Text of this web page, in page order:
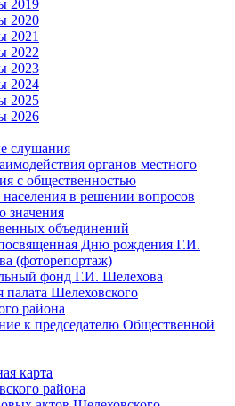
2019
2020
2021
2022
2023
2024
2025
2026
слушания
органов местного
с общественностью
населения в решении вопросов
значения
объединений
Дню рождения Г.И.
(фоторепортаж)
фонд Г.И. Шелехова
палата Шелеховского
района
к председателю Общественной
карта
района